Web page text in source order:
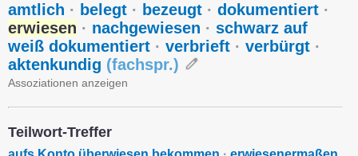
amtlich · belegt · bezeugt · dokumentiert ·
erwiesen · nachgewiesen · schwarz auf
weiß dokumentiert · verbrieft · verbürgt ·
aktenkundig (fachspr.)
Assoziationen anzeigen
Teilwort-Treffer